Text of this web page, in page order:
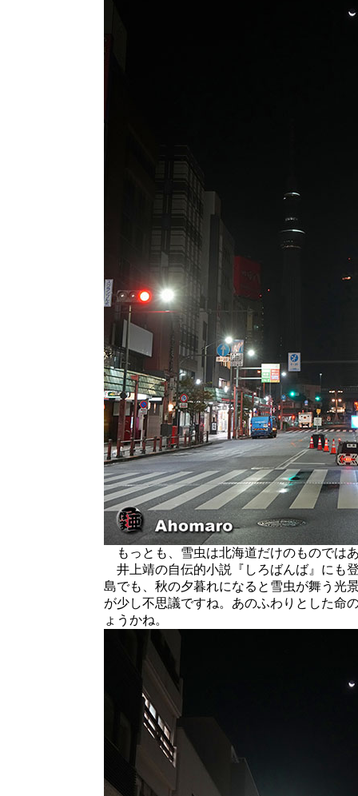
もっとも、雪虫は北海道だけのものでは
井上靖の自伝的小説『しろばんば』にも
島でも、秋の夕暮れになると雪虫が舞う光
が少し不思議ですね。あのふわりとした命
ょうかね。